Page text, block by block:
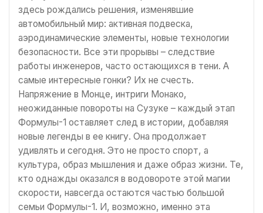
здесь рождались решения, изменявшие
автомобильный мир: активная подвеска,
аэродинамические элементы, новые технологии
безопасности. Все эти прорывы – следствие
работы инженеров, часто остающихся в тени. А
самые интересные гонки? Их не счесть.
Напряжение в Монце, интриги Монако,
неожиданные повороты на Сузуке – каждый этап
Формулы-1 оставляет след в истории, добавляя
новые легенды в ее книгу. Она продолжает
удивлять и сегодня. Это не просто спорт, а
культура, образ мышления и даже образ жизни. Те,
кто однажды оказался в водовороте этой магии
скорости, навсегда остаются частью большой
семьи Формулы-1. И, возможно, именно эта